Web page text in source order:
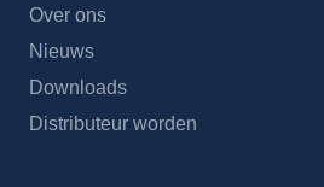
Over ons
Nieuws
Downloads
Distributeur worden